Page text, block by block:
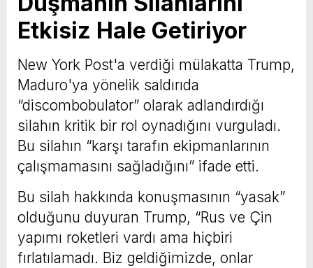
Etkisiz Hale Getiriyor
New York Post'a verdiği mülakatta Trump,
Maduro'ya yönelik saldırıda
“discombobulator” olarak adlandırdığı
silahın kritik bir rol oynadığını vurguladı.
Bu silahın “karşı tarafın ekipmanlarının
çalışmamasını sağladığını” ifade etti.
Bu silah hakkında konuşmasının “yasak”
olduğunu duyuran Trump, “Rus ve Çin
yapımı roketleri vardı ama hiçbiri
fırlatılamadı. Biz geldiğimizde, onlar